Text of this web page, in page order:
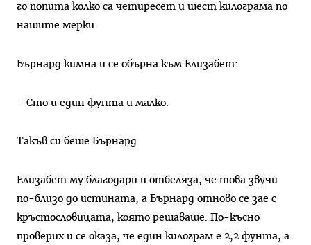
го попита колко са четиресет и шест килограма по
нашите мерки.
Бърнард кимна и се обърна към Елизабет:
– Сто и един фунта и малко.
Такъв си беше Бърнард.
Елизабет му благодари и отбеляза, че това звучи
по-близо до истината, а Бърнард отново се зае с
кръстословицата, която решаваше. По-късно
проверих и се оказа, че един килограм е 2,2 фунта, а